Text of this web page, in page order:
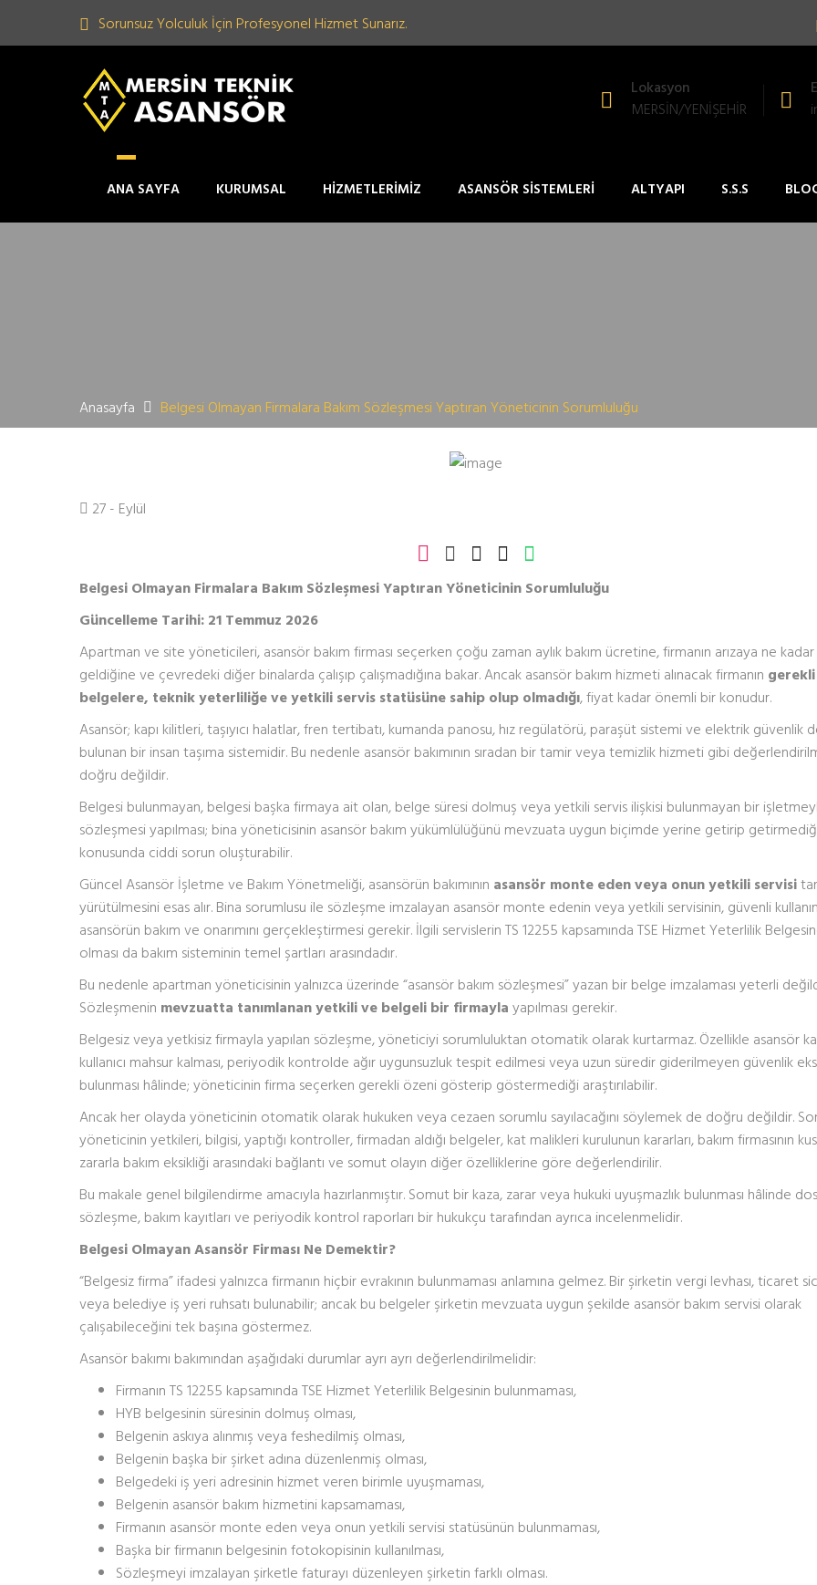
Sorunsuz Yolculuk İçin Profesyonel Hizmet Sunarız.
Lokasyon
MERSİN/YENİŞEHİR
ANA SAYFA KURUMSAL HİZMETLERİMİZ ASANSÖR SİSTEMLERİ ALTYAPI S.S.S
Anasayfa Belgesi Olmayan Firmalara Bakım Sözleşmesi Yaptıran Yöneticinin Sorumluluğu
27 - Eylül
Belgesi Olmayan Firmalara Bakım Sözleşmesi Yaptıran Yöneticinin Sorumluluğu
Güncelleme Tarihi: 21 Temmuz 2026
Apartman ve site yöneticileri, asansör bakım firması seçerken çoğu zaman aylık bakım ücretine, firmanın arızaya ne kadar
geldiğine ve çevredeki diğer binalarda çalışıp çalışmadığına bakar. Ancak asansör bakım hizmeti alınacak firmanın gerekli
belgelere, teknik yeterliliğe ve yetkili servis statüsüne sahip olup olmadığı, fiyat kadar önemli bir konudur.
Asansör; kapı kilitleri, taşıyıcı halatlar, fren tertibatı, kumanda panosu, hız regülatörü, paraşüt sistemi ve elektrik güvenlik
bulunan bir insan taşıma sistemidir. Bu nedenle asansör bakımının sıradan bir tamir veya temizlik hizmeti gibi
doğru değildir.
Belgesi bulunmayan, belgesi başka firmaya ait olan, belge süresi dolmuş veya yetkili servis ilişkisi bulunmayan bir
sözleşmesi yapılması; bina yöneticisinin asansör bakım yükümlülüğünü mevzuata uygun biçimde yerine getirip
konusunda ciddi sorun oluşturabilir.
Güncel Asansör İşletme ve Bakım Yönetmeliği, asansörün bakımının asansör monte eden veya onun yetkili servisi
yürütülmesini esas alır. Bina sorumlusu ile sözleşme imzalayan asansör monte edenin veya yetkili servisinin, güvenli
asansörün bakım ve onarımını gerçekleştirmesi gerekir. İlgili servislerin TS 12255 kapsamında TSE Hizmet Yeterlilik
olması da bakım sisteminin temel şartları arasındadır.
Bu nedenle apartman yöneticisinin yalnızca üzerinde “asansör bakım sözleşmesi” yazan bir belge imzalaması yeterli
Sözleşmenin mevzuatta tanımlanan yetkili ve belgeli bir firmayla yapılması gerekir.
Belgesiz veya yetkisiz firmayla yapılan sözleşme, yöneticiyi sorumluluktan otomatik olarak kurtarmaz. Özellikle asansör
kullanıcı mahsur kalması, periyodik kontrolde ağır uygunsuzluk tespit edilmesi veya uzun süredir giderilmeyen güvenlik
bulunması hâlinde; yöneticinin firma seçerken gerekli özeni gösterip göstermediği araştırılabilir.
Ancak her olayda yöneticinin otomatik olarak hukuken veya cezaen sorumlu sayılacağını söylemek de doğru değildir.
yöneticinin yetkileri, bilgisi, yaptığı kontroller, firmadan aldığı belgeler, kat malikleri kurulunun kararları, bakım firmasının
zararla bakım eksikliği arasındaki bağlantı ve somut olayın diğer özelliklerine göre değerlendirilir.
Bu makale genel bilgilendirme amacıyla hazırlanmıştır. Somut bir kaza, zarar veya hukuki uyuşmazlık bulunması hâlinde
sözleşme, bakım kayıtları ve periyodik kontrol raporları bir hukukçu tarafından ayrıca incelenmelidir.
Belgesi Olmayan Asansör Firması Ne Demektir?
“Belgesiz firma” ifadesi yalnızca firmanın hiçbir evrakının bulunmaması anlamına gelmez. Bir şirketin vergi levhası, ticaret
veya belediye iş yeri ruhsatı bulunabilir; ancak bu belgeler şirketin mevzuata uygun şekilde asansör bakım servisi olarak
çalışabileceğini tek başına göstermez.
Asansör bakımı bakımından aşağıdaki durumlar ayrı ayrı değerlendirilmelidir:
Firmanın TS 12255 kapsamında TSE Hizmet Yeterlilik Belgesinin bulunmaması,
HYB belgesinin süresinin dolmuş olması,
Belgenin askıya alınmış veya feshedilmiş olması,
Belgenin başka bir şirket adına düzenlenmiş olması,
Belgedeki iş yeri adresinin hizmet veren birimle uyuşmaması,
Belgenin asansör bakım hizmetini kapsamaması,
Firmanın asansör monte eden veya onun yetkili servisi statüsünün bulunmaması,
Başka bir firmanın belgesinin fotokopisinin kullanılması,
Sözleşmeyi imzalayan şirketle faturayı düzenleyen şirketin farklı olması.